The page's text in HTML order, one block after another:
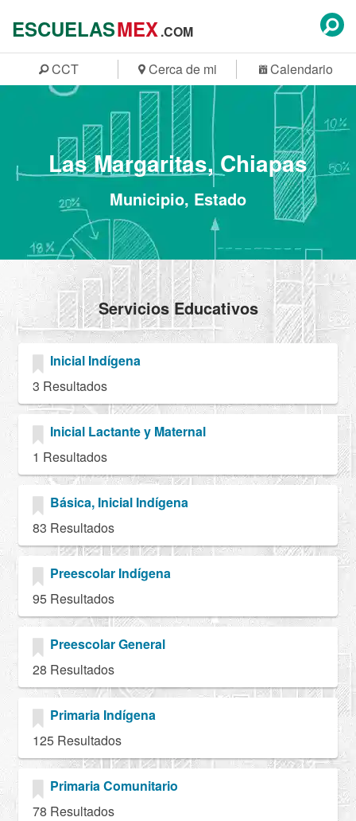
ESCUELASMEX.COM
CCT Cerca de mi Calendario
Las Margaritas, Chiapas
Municipio, Estado
Servicios Educativos
Inicial Indígena
3 Resultados
Inicial Lactante y Maternal
1 Resultados
Básica, Inicial Indígena
83 Resultados
Preescolar Indígena
95 Resultados
Preescolar General
28 Resultados
Primaria Indígena
125 Resultados
Primaria Comunitario
78 Resultados